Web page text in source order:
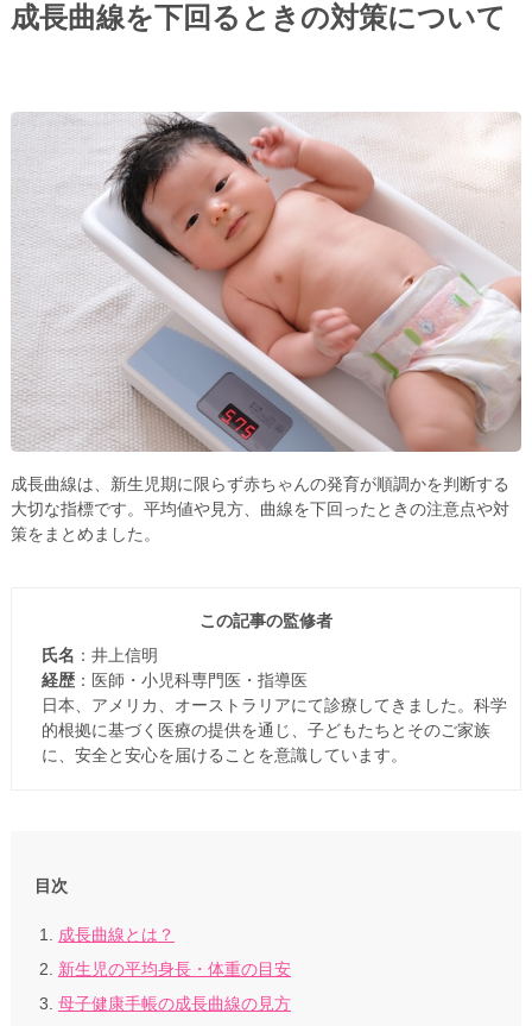
成長曲線を下回るときの対策について
成長曲線は、新生児期に限らず赤ちゃんの発育が順調かを判断する
大切な指標です。平均値や見方、曲線を下回ったときの注意点や対
策をまとめました。
この記事の監修者
氏名 ：井上信明
経歴 ：医師・小児科専門医・指導医
日本、アメリカ、オーストラリアにて診療してきました。科学
的根拠に基づく医療の提供を通じ、子どもたちとそのご家族
に、安全と安心を届けることを意識しています。
目次
成長曲線とは？
新生児の平均身長・体重の目安
母子健康手帳の成長曲線の見方